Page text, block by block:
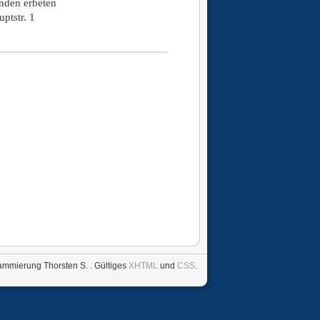
erbeten
1
Thorsten S. . Gültiges XHTML und CSS.